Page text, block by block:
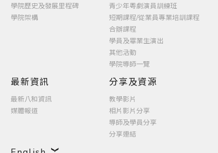
學院歷史及發展里程碑
學院架構
青少年粵劇演員訓練班
短期課程/從業員專業培訓課程
合辦課程
學員及畢業生演出
其他活動
學院導師一覽
最新資訊
最新八和資訊
媒體報道
分享及資源
教學影片
相片影片分享
導師及學員分享
分享連結